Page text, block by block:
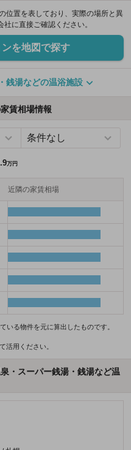
位置を表しており、実際の場所と異
に直接ご確認ください。
を地図で探す
銭湯などの温浴施設
賃相場情報
万円
近隣の家賃相場
いる物件を元に算出したものです。
活用ください。
・スーパー銭湯・銭湯など温